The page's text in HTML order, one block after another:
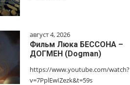
август 4, 2026
Фильм Люка БЕССОНА –
ДОГМЕН (Dogman)
https://www.youtube.com/watch?
v=7PplEwIZezk&t=59s